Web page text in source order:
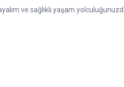
ve sağlıklı yaşam